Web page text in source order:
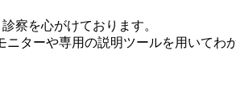
察を心がけております。
ターや専用の説明ツールを用いてわ